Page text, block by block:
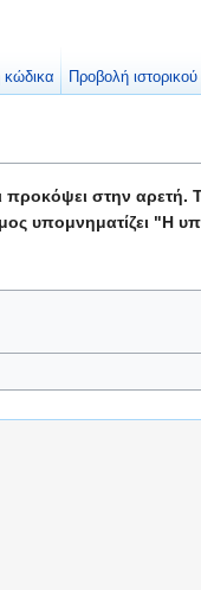
στην αρετή.
υπομνηματίζει "Η
κώδικα Προβολή ιστορικού